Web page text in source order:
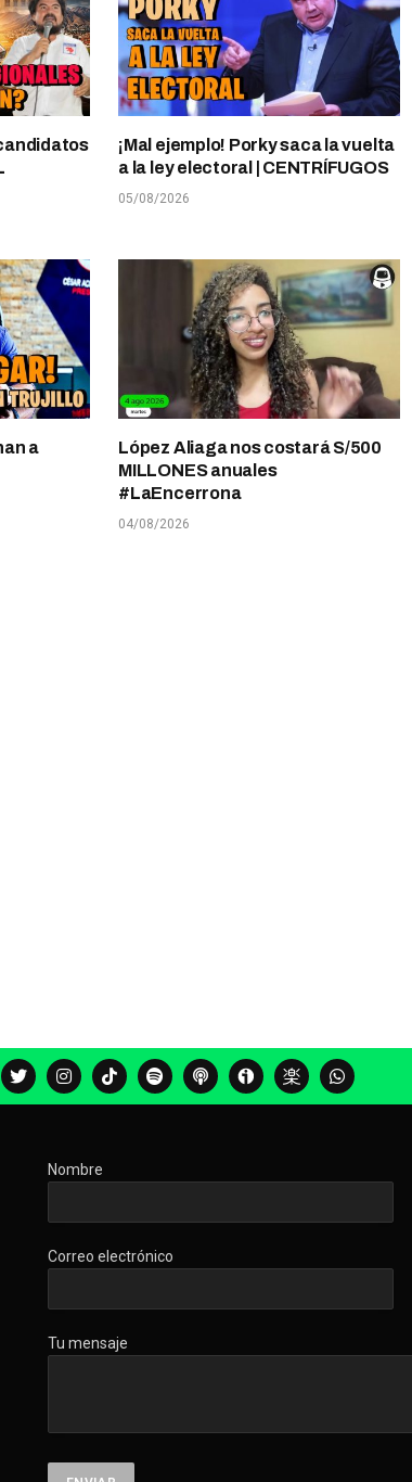
¡Mal ejemplo! Porky saca la vuelta
a la ley electoral | CENTRÍFUGOS
05/08/2026
a
López Aliaga nos costará S/500
MILLONES anuales
#LaEncerrona
04/08/2026
Nombre
Correo electrónico
Tu mensaje